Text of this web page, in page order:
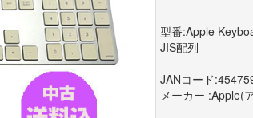
型番:Apple
JIS配列
JANコード
メーカー :Apple(